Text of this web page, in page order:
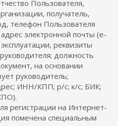
Пользователя,
получатель,
телефон Пользователя
электронной почты (e-
реквизиты
должность
на основании
руководитель;
ИНН/КПП; р/с; к/с; БИК;
регистрации на Интернет-
помечена специальным